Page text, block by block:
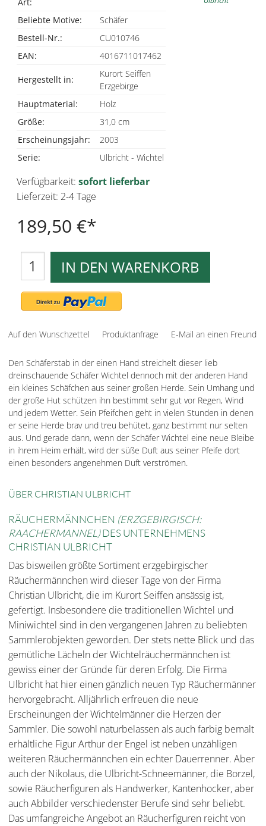
Beliebte Motive:
Schäfer
Bestell-Nr.:
CU010746
EAN:
4016711017462
Hergestellt in:
Kurort Seiffen
Erzgebirge
Hauptmaterial:
Holz
Größe:
31,0 cm
Erscheinungsjahr:
2003
Serie:
Ulbricht - Wichtel
Verfügbarkeit: sofort lieferbar
Lieferzeit: 2-4 Tage
189,50 €
IN DEN WARENKORB
Auf den Wunschzettel Produktanfrage E-Mail an einen Freund
Den Schäferstab in der einen Hand streichelt dieser lieb
dreinschauende Schäfer Wichtel dennoch mit der anderen Hand
ein kleines Schäfchen aus seiner großen Herde. Sein Umhang und
der große Hut schützen ihn bestimmt sehr gut vor Regen, Wind
und jedem Wetter. Sein Pfeifchen geht in vielen Stunden in denen
er seine Herde brav und treu behütet, ganz bestimmt nur selten
aus. Und gerade dann, wenn der Schäfer Wichtel eine neue Bleibe
in ihrem Heim erhält, wird der süße Duft aus seiner Pfeife dort
einen besonders angenehmen Duft verströmen.
ÜBER CHRISTIAN ULBRICHT
RÄUCHERMÄNNCHEN (ERZGEBIRGISCH:
RAACHERMANNEL)DES UNTERNEHMENS
CHRISTIAN ULBRICHT
Das bisweilen größte Sortiment erzgebirgischer
Räuchermännchen wird dieser Tage von der Firma
Christian Ulbricht, die im Kurort Seiffen ansässig ist,
gefertigt. Insbesondere die traditionellen Wichtel und
Miniwichtel sind in den vergangenen Jahren zu beliebten
Sammlerobjekten geworden. Der stets nette Blick und das
gemütliche Lächeln der Wichtelräuchermännchen ist
gewiss einer der Gründe für deren Erfolg. Die Firma
Ulbricht hat hier einen gänzlich neuen Typ Räuchermänner
hervorgebracht. Alljährlich erfreuen die neue
Erscheinungen der Wichtelmänner die Herzen der
Sammler. Die sowohl naturbelassen als auch farbig bemalt
erhältliche Figur Arthur der Engel ist neben unzähligen
weiteren Räuchermännchen ein echter Dauerrenner. Aber
auch der Nikolaus, die Ulbricht-Schneemänner, die Borzel,
sowie Räucherfiguren als Handwerker, Kantenhocker, aber
auch Abbilder verschiedenster Berufe sind sehr beliebt.
Das umfangreiche Angebot an Räucherfiguren reicht von